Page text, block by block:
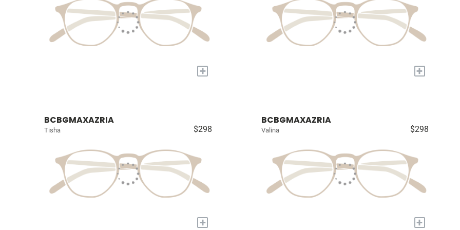
+ +
BCBGMAXAZRIA
Tisha $298
+
BCBGMAXAZRIA
Valina $298
+